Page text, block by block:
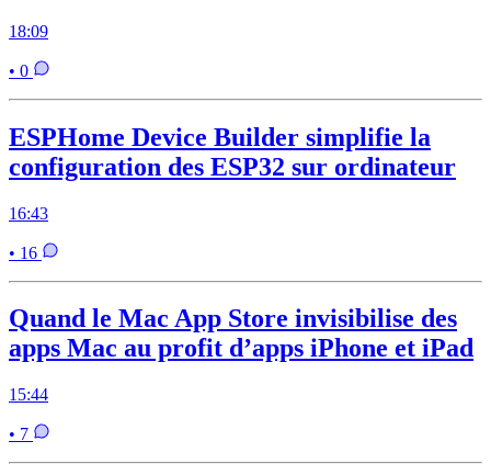
18:09
• 0
ESPHome Device Builder simplifie la
configuration des ESP32 sur ordinateur
16:43
• 16
Quand le Mac App Store invisibilise des
apps Mac au profit d’apps iPhone et iPad
15:44
• 7